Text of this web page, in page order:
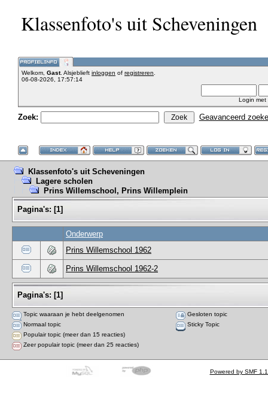
Klassenfoto's uit Scheveningen
Welkom, Gast. Alsjeblieft inloggen of registreren
06-08-2026, 17:57:14
Login met
Zoek: Geavanceerd
Klassenfoto's uit Scheveningen
Lagere scholen
Prins Willemschool, Prins Willemplein
Pagina's: [1]
Onderwerp
Prins Willemschool 1962
Prins Willemschool 1962-2
Pagina's: [1]
Topic waaraan je hebt deelgenomen
Normaal topic
Populair topic (meer dan 15 reacties)
Zeer populair topic (meer dan 25 reacties)
Gesloten topic
Sticky Topic
Powered by SMF